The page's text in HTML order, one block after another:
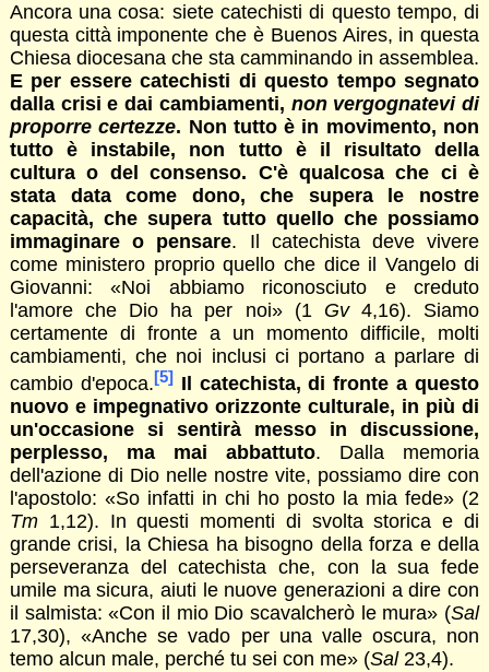
Ancora una cosa: siete catechisti di questo tempo, di
questa città imponente che è Buenos Aires, in questa
Chiesa diocesana che sta camminando in assemblea.
E per essere catechisti di questo tempo segnato
dalla crisi e dai cambiamenti, non vergognatevi di
proporre certezze. Non tutto è in movimento, non
tutto è instabile, non tutto è il risultato della
cultura o del consenso. C'è qualcosa che ci è
stata data come dono, che supera le nostre
capacità, che supera tutto quello che possiamo
immaginare o pensare. Il catechista deve vivere
come ministero proprio quello che dice il Vangelo di
Giovanni: «Noi abbiamo riconosciuto e creduto
l'amore che Dio ha per noi» (1 Gv4,16). Siamo
certamente di fronte a un momento difficile, molti
cambiamenti, che noi inclusi ci portano a parlare di
cambio d'epoca.[5]
Il catechista, di fronte a questo
nuovo e impegnativo orizzonte culturale, in più di
un'occasione si sentirà messo in discussione,
perplesso, ma mai abbattuto. Dalla memoria
dell'azione di Dio nelle nostre vite, possiamo dire con
l'apostolo: «So infatti in chi ho posto la mia fede» (2
Tm1,12). In questi momenti di svolta storica e di
grande crisi, la Chiesa ha bisogno della forza e della
perseveranza del catechista che, con la sua fede
umile ma sicura, aiuti le nuove generazioni a dire con
il salmista: «Con il mio Dio scavalcherò le mura» (Sal
17,30), «Anche se vado per una valle oscura, non
temo alcun male, perché tu sei con me» (Sal23,4).